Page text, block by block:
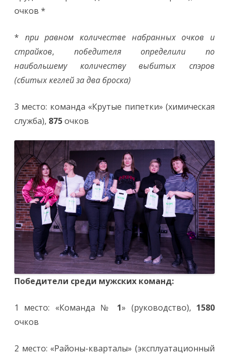
очков *
* при равном количестве набранных очков и
страйков, победителя определили по
наибольшему количеству выбитых спэров
(сбитых кеглей за два броска)
3 место: команда «Крутые пипетки» (химическая
служба), 875очков
Победители среди мужских команд:
1 место: «Команда № 1» (руководство), 1580
очков
2 место: «Районы-кварталы» (эксплуатационный